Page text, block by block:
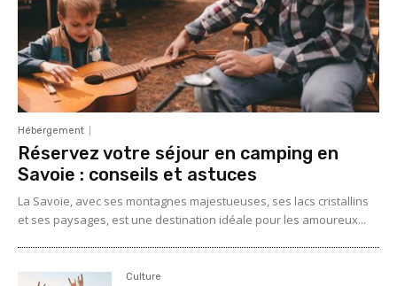
Hébergement
Réservez votre séjour en camping en
Savoie : conseils et astuces
La Savoie, avec ses montagnes majestueuses, ses lacs cristallins
et ses paysages, est une destination idéale pour les amoureux...
Culture